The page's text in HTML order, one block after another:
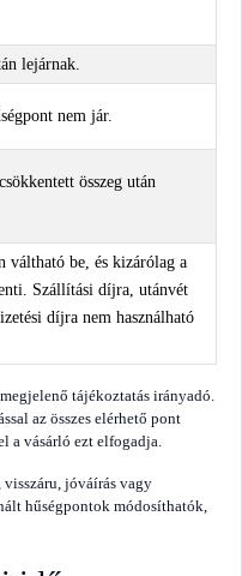
lejárnak.
nem jár.
összeg után
váltható be, és kizárólag a
Szállítási díjra, utánvét
díjra nem használható
tájékoztatás irányadó.
az összes elérhető pont
a vásárló ezt elfogadja.
visszáru, jóváírás vagy
hűségpontok módosíthatók,